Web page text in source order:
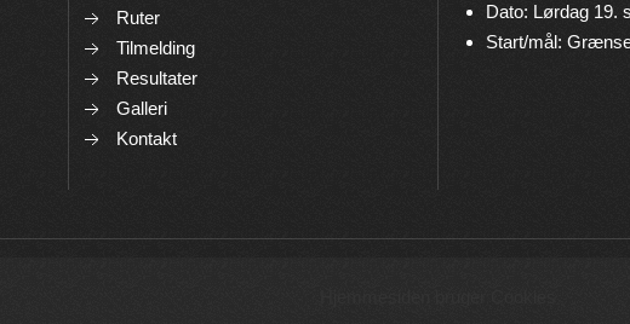
Ruter
Tilmelding
Resultater
Galleri
Kontakt
Dato: Lørdag 19.
Start/mål: